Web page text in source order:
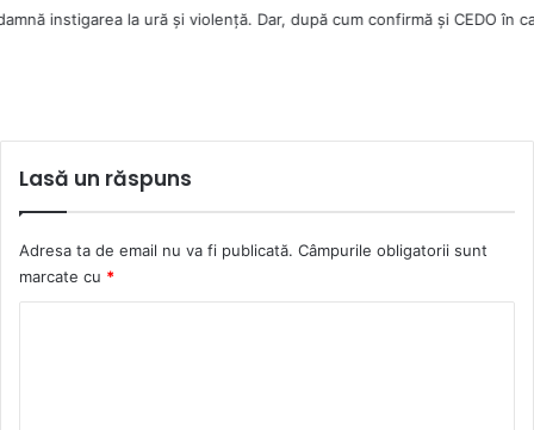
la ură şi violenţă. Dar, după cum confirmă şi CEDO în cazul
Lasă un răspuns
Adresa ta de email nu va fi publicată. Câmpurile obligatorii sunt
marcate cu *